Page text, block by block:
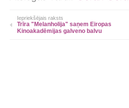
Iepriekšējais raksts
Trīra "Melanholija" saņem Eiropas
Kinoakadēmijas galveno balvu